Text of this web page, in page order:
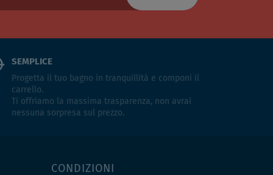
SEMPLICE
Progetta il tuo bagno in tranquillità e componi il
carrello.
Ti offriamo la massima trasparenza, non avrai
nessuna sorpresa sul prezzo.
CONDIZIONI